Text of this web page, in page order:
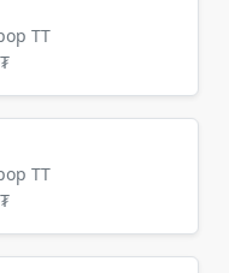
ТТ
ТТ